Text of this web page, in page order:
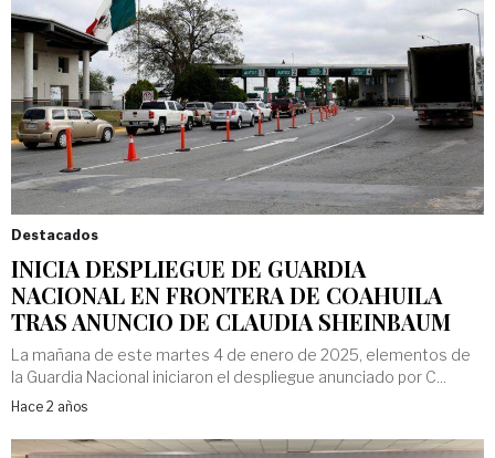
Destacados
INICIA DESPLIEGUE DE GUARDIA
NACIONAL EN FRONTERA DE COAHUILA
TRAS ANUNCIO DE CLAUDIA SHEINBAUM
La mañana de este martes 4 de enero de 2025, elementos de
la Guardia Nacional iniciaron el despliegue anunciado por C...
Hace 2 años